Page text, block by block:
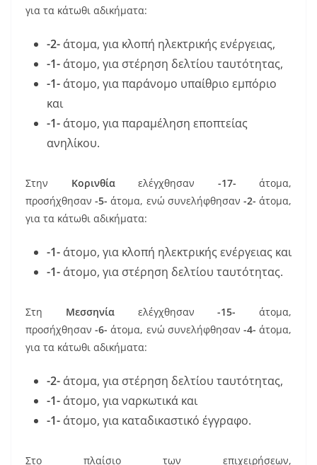
για τα κάτωθι αδικήματα:
-2- άτομα, για κλοπή ηλεκτρικής ενέργειας,
-1- άτομο, για στέρηση δελτίου ταυτότητας,
-1- άτομο, για παράνομο υπαίθριο εμπόριο
και
-1- άτομο, για παραμέληση εποπτείας
ανηλίκου.
Στην Κορινθίαελέγχθησαν -17- άτομα,
προσήχθησαν-5- άτομα, ενώ συνελήφθησαν -2- άτομα,
για τα κάτωθι αδικήματα:
-1- άτομο, για κλοπή ηλεκτρικής ενέργειας και
-1- άτομο, για στέρηση δελτίου ταυτότητας.
Στη Μεσσηνίαελέγχθησαν -15- άτομα,
προσήχθησαν-6- άτομα, ενώ συνελήφθησαν -4- άτομα,
για τα κάτωθι αδικήματα:
-2- άτομα, για στέρηση δελτίου ταυτότητας,
-1- άτομο, για ναρκωτικά και
-1- άτομο, για καταδικαστικό έγγραφο.
Στο πλαίσιο των επιχειρήσεων,